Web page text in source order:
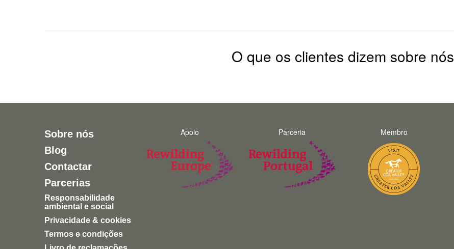
O que os clientes dizem sobre nós
Sobre nós
Blog
Contactar
Parcerias
Responsabilidade
ambiental e social
Privacidade & cookies
Termos e condições
Apoio Parceria Membro